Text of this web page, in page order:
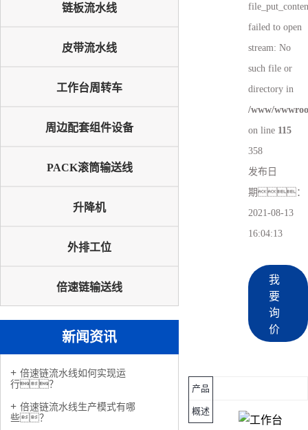
链板流水线
皮带流水线
工作台周转车
周边配套组件设备
PACK滚筒输送线
升降机
外排工位
倍速链输送线
新闻资讯
倍速链流水线如何实现运
行？
倍速链流水线生产模式有哪
些？
failed to open
stream: No
such file or
directory in
/www/
on line 115
358
发布日
期：
2021-08-13
16:04:13
我
要
询
价
产品
概述